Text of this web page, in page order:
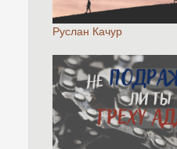
Руслан Качур